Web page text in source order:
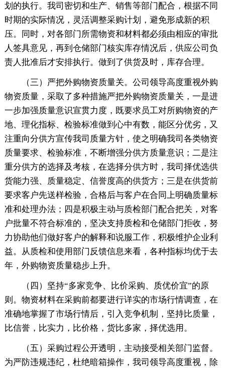
划的执行。我司密切和生产、销售等部门配合，根据不同
时期的实际情况，灵活调整采购计划，避免形成新的积
压。同时，对各部门所需物资和材料都必须由相应的审批
人签具意见，再到仓储部门核实库存情况后，供应公司负
责人批准后才安排执行。做到了供货及时，库存合理。
（三）严把外购物资质量关。公司领导高度重视外购
物资质量，采取了多种措施严把外购物资质量关，一是进
一步加强质量意识宣贯力度，既要求员工对所购物资的产
地、理化指标、检验标准做到心中有数，能区分优劣，又
注重向分供方宣传我司质量方针，使之明确我司各类物资
质量要求、检验标准，不断增强分供方质量意识；二是注
重分供方的选择及考核，在选择分供方时，我司择优选供
货能力强、质量稳定、信誉度高的供货方；三是在供货前
要求客户先送样检验，合格后与客户在合同上明确质量标
准和处理办法；四是积极主动与质检部门配合把关，对客
户批量不符合标准的，坚决支持质检和仓储部门拒收，努
力协助他们做好客户的解释和说服工作，积极维护企业利
益。从质检和使用部门反馈信息来看，各种指标均优于去
年，外购物资质量稳步上升。
（四）坚持“多家竞争、比价采购、质优价宜”的原
则。物资材料在采购前都要进行详实的市场行情调查，在
准确地掌握了市场行情后，引入竞争机制，坚持比质量，
比信誉，比实力，比价格，货比多家，择优选用。
（五）采购过程公开透明，主动接受相关部门监督。
为严防违规违纪，杜绝暗箱操作，我司领导高度重视，除